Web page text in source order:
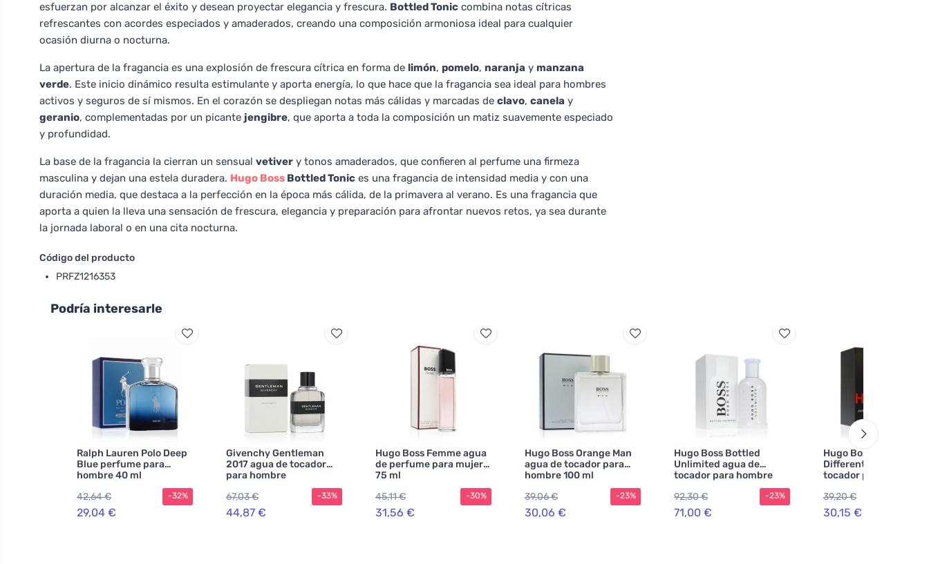
esfuerzan por alcanzar el éxito y desean proyectar elegancia y frescura. Bottled Tonic combina notas cítricas
refrescantes con acordes especiados y amaderados, creando una composición armoniosa ideal para cualquier
ocasión diurna o nocturna.
La apertura de la fragancia es una explosión de frescura cítrica en forma de limón, pomelo, naranja y manzana
verde. Este inicio dinámico resulta estimulante y aporta energía, lo que hace que la fragancia sea ideal para hombres
activos y seguros de sí mismos. En el corazón se despliegan notas más cálidas y marcadas de clavo, canela y
geranio, complementadas por un picante jengibre, que aporta a toda la composición un matiz suavemente especiado
y profundidad.
La base de la fragancia la cierran un sensual vetiver y tonos amaderados, que confieren al perfume una firmeza
masculina y dejan una estela duradera. Hugo Boss Bottled Tonic es una fragancia de intensidad media y con una
duración media, que destaca a la perfección en la época más cálida, de la primavera al verano. Es una fragancia que
aporta a quien la lleva una sensación de frescura, elegancia y preparación para afrontar nuevos retos, ya sea durante
la jornada laboral o en una cita nocturna.
Código del producto
PRFZ1216353
Podría interesarle
Ralph Lauren Polo Deep
Blue perfume para
hombre 40 ml
42,64 €
29,04 €
-32%
Givenchy Gentleman
2017 agua de tocador
para hombre
67,03 €
44,87 €
-33%
Hugo Boss Femme agua
de perfume para mujer
75 ml
45,11 €
31,56 €
-30%
Hugo Boss Orange Man
agua de tocador para
hombre 100 ml
39,06 €
30,06 €
-23%
Hugo Boss Bottled
Unlimited agua de
tocador para hombre
92,30 €
71,00 €
-23%
Hugo Boss Hugo Just
Different agua de
tocador para hombre
39,20 €
30,15 €